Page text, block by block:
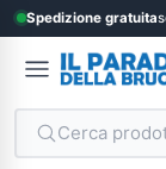
Spedizione gratuita
Cerca